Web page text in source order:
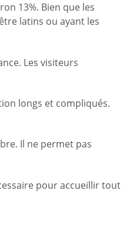
13%. Bien que les
latins ou ayant les
Les visiteurs
longs et compliqués.
Il ne permet pas
pour accueillir tout